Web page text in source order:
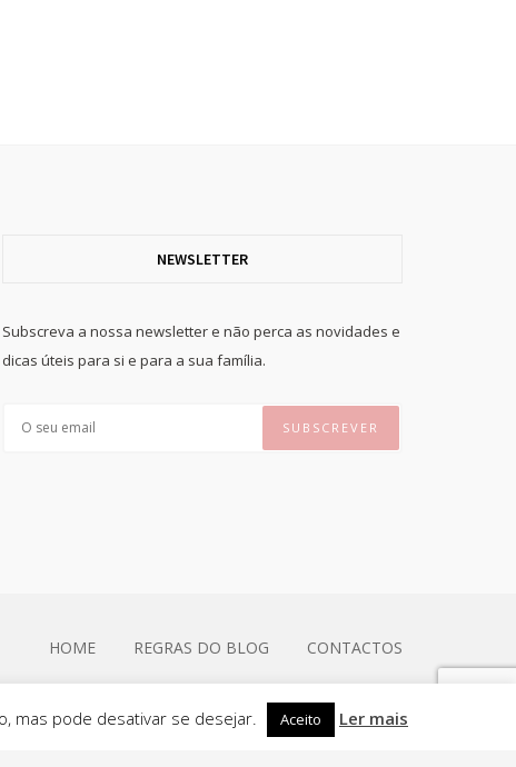
NEWSLETTER
Subscreva a nossa newsletter e não perca as novidades e
dicas úteis para si e para a sua família.
HOME REGRAS DO BLOG CONTACTOS
mas pode desativar se desejar. Aceito Ler mais